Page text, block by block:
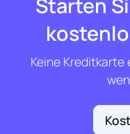
Starten
Keine Kreditkarte